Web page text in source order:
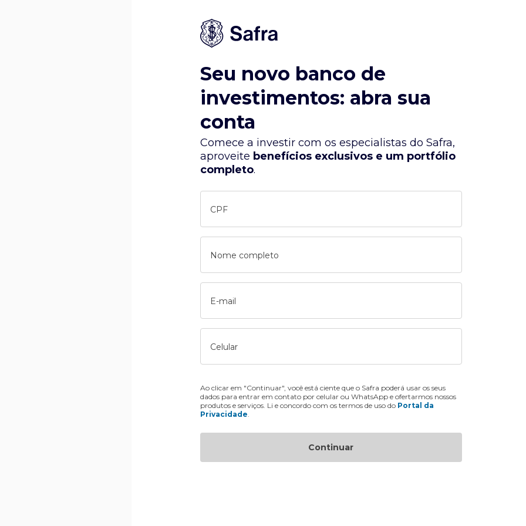
Seu novo banco de
investimentos: abra sua
conta
Comece a investir com os especialistas do Safra,
aproveite benefícios exclusivos e um portfólio
completo.
CPF
Nome completo
E-mail
Celular
Ao clicar em "Continuar", você está ciente que o Safra poderá usar os seus
dados para entrar em contato por celular ou WhatsApp e ofertarmos nossos
produtos e serviços. Li e concordo com os termos de uso do Portal da
Privacidade
Continuar